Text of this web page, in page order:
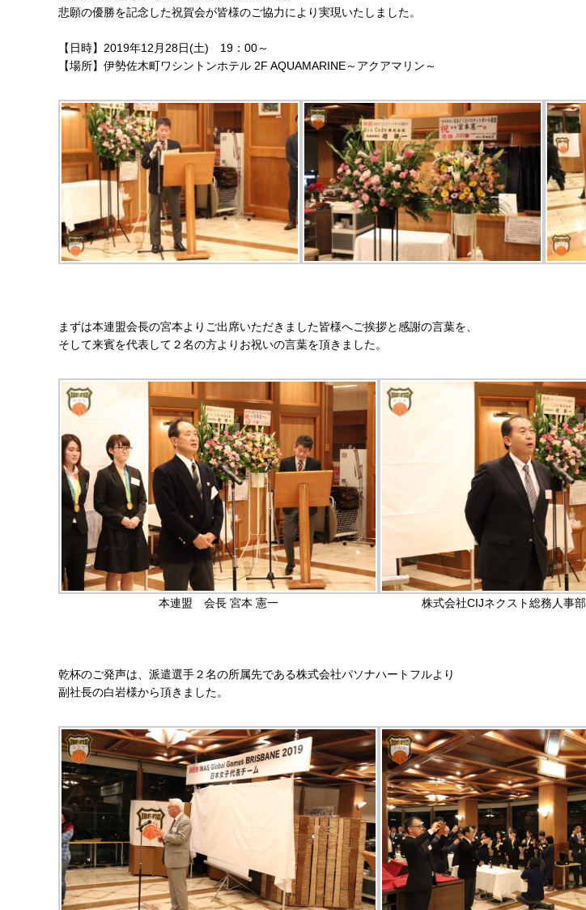
悲願の優勝を記念した祝賀会が皆様のご協力により実現いたしました。
【日時】2019年12月28日(土) 19：00～
【場所】伊勢佐木町ワシントンホテル 2F AQUAMARINE～アクアマリン～
まずは本連盟会長の宮本よりご出席いただきました皆様へご挨拶と感謝の言葉を、
そして来賓を代表して２名の方よりお祝いの言葉を頂きました。
本連盟 会長 宮本 憲一 株式会社CIJネクスト総務人事
乾杯のご発声は、派遣選手２名の所属先である株式会社パソナハートフルより
副社長の白岩様から頂きました。